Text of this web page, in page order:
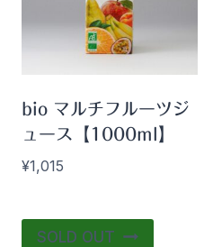
bio マルチフルーツジ
ュース【1000ml】
¥1,015
SOLD OUT